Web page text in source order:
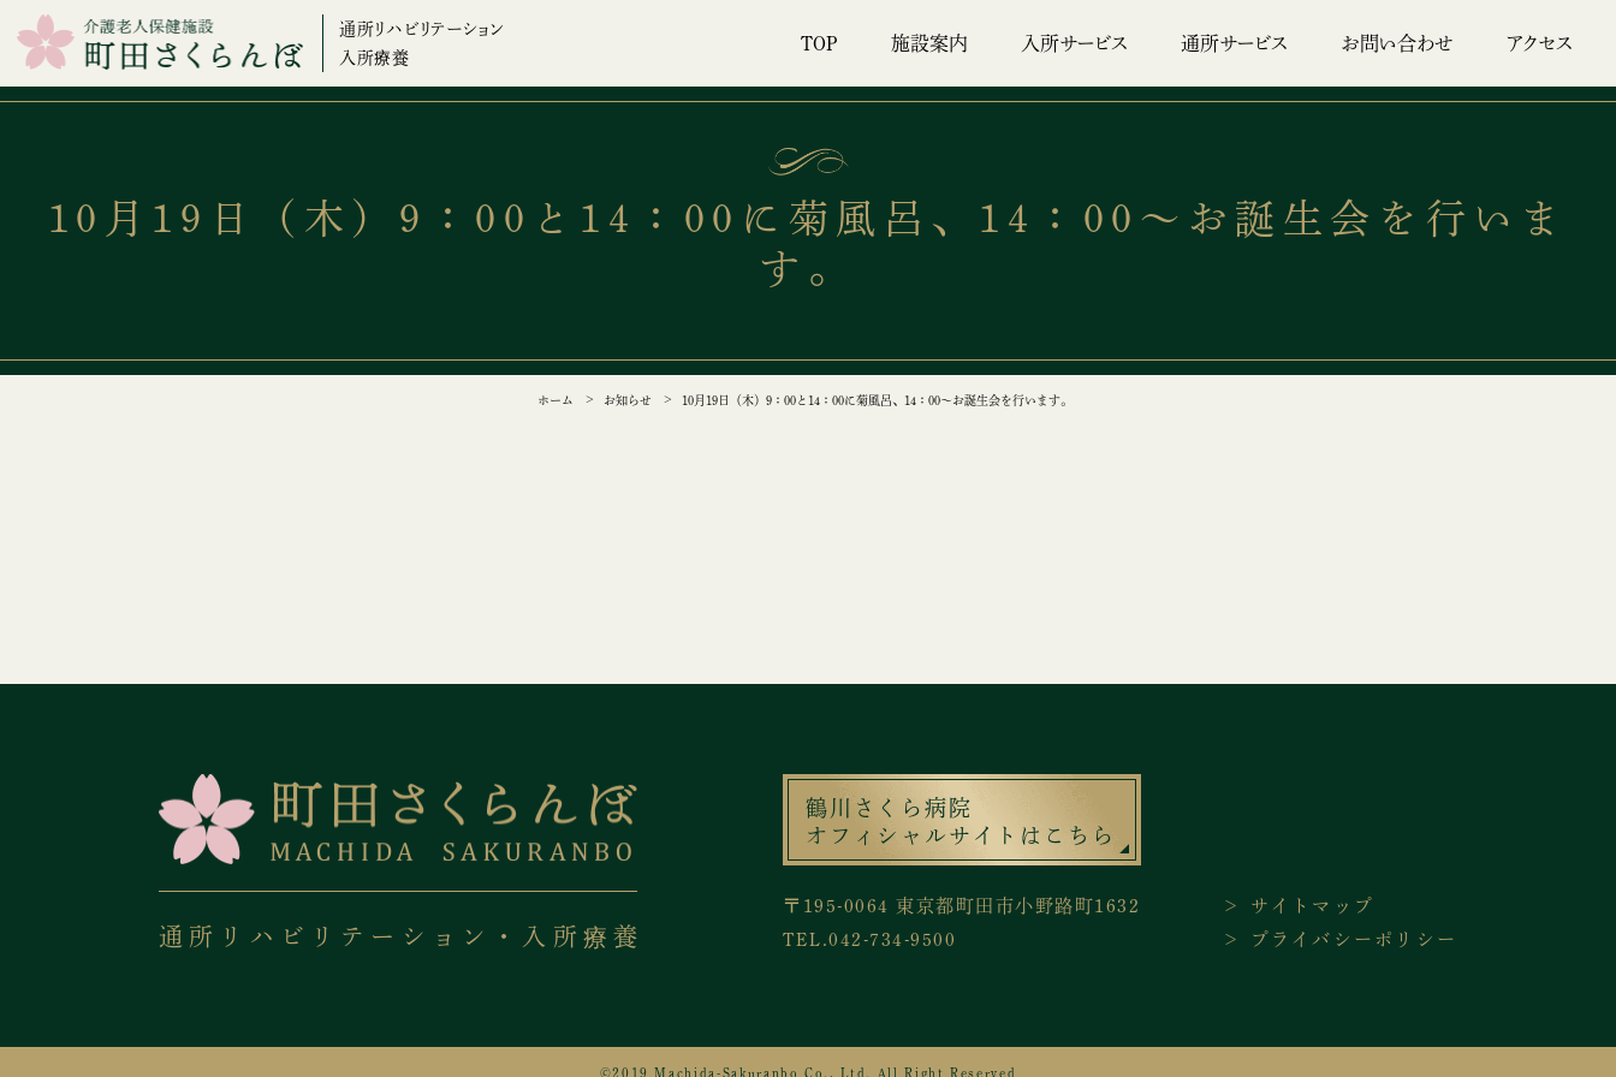
通所リハビリテーション
入所療養
TOP 施設案内 入所サービス 通所サービス お問い合わせ アクセス
10月19日（木）9：00と14：00に菊風呂、14：00～お誕生会を行いま
す。
ホーム お知らせ 10月19日（木）9：00と14：00に菊風呂、14：00～お誕生会を行います。
通所リハビリテーション・入所療養
鶴川さくら病院
オフィシャルサイト はこちら
〒195-0064 東京都町田市小野路町1632
TEL.042-734-9500
＞ サイトマップ
＞ プライバシーポリシー
©2019 Machida-Sakuranbo Co., Ltd. All Right Reserved